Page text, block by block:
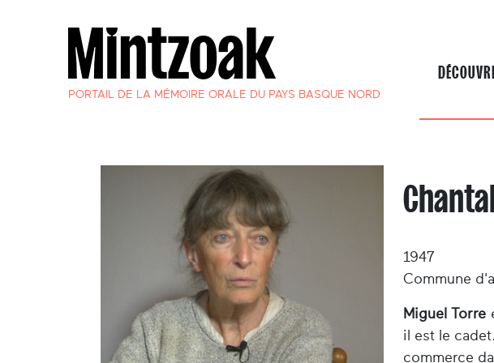
PORTAIL DE LA MÉMOIRE ORALE DU PAYS BASQUE NORD
1947
Commune
Miguel Torre
il est le
commerce